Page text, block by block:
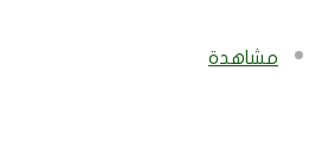
مشاهدة